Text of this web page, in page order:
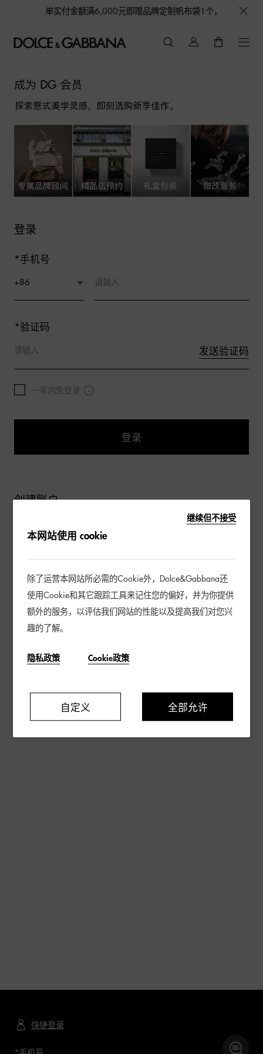
单笔订单实付金额满6,000元即赠品牌定制帆布袋1个，更有机会获
登录
*手机号
*验证码
发送验证码
一年内免登录
登录
创建账户
没有账户？
创建账户
快捷登录
继续但不接受
本网站使用 cookie
除了运营本网站所必需的Cookie外，Dolce&Gabbana还
使用Cookie和其它跟踪工具来记住您的偏好，并为你提供
额外的服务，以评估我们网站的性能以及提高我们对您兴
趣的了解。
隐私政策 Cookie政策
自定义 全部允许